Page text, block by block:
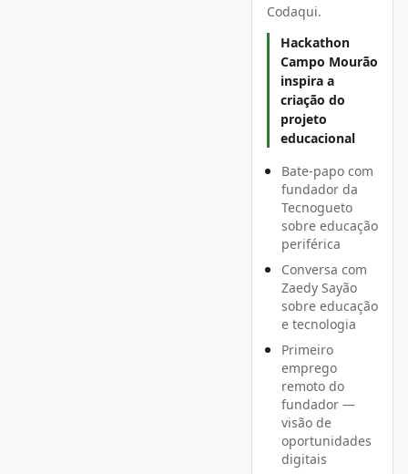
Codaqui.
Hackathon
Campo Mourão
inspira a
criação do
projeto
educacional
Bate-papo com
fundador da
Tecnogueto
sobre educação
periférica
Conversa com
Zaedy Sayão
sobre educação
e tecnologia
Primeiro
emprego
remoto do
fundador —
visão de
oportunidades
digitais